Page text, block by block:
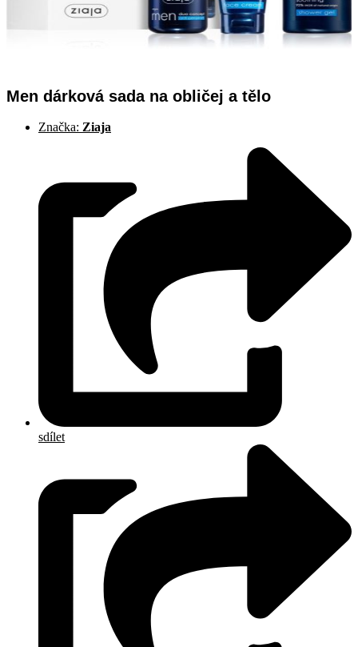
Men dárková sada na obličej a tělo
Značka: Ziaja
sdílet